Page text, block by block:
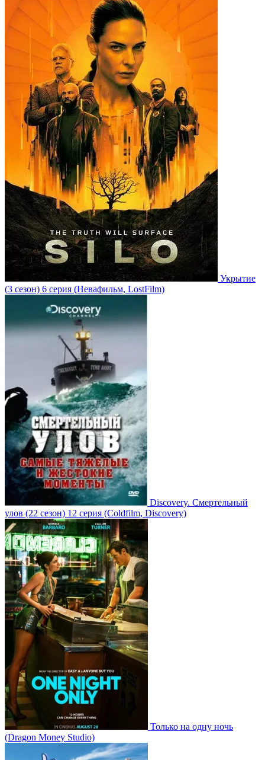
Укрытие
(3 сезон) 6 серия (Невафильм, LostFilm)
Discovery. Смертельный
улов (22 сезон) 12 серия (Coldfilm, Discovery)
Только на одну ночь
(Dragon Money Studio)